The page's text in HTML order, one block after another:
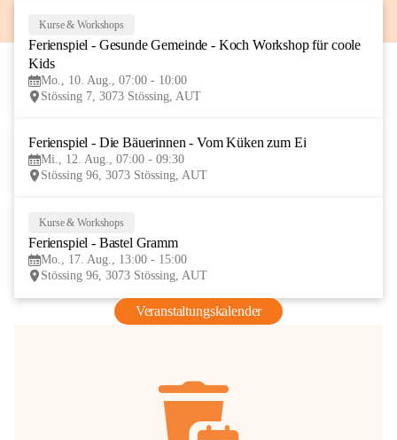
AUG
Kurse & Workshops
Ferienspiel - Gesunde Gemeinde - Koch Workshop für coole
Kids
Mo., 10. Aug., 07:00 - 10:00
Stössing 7, 3073 Stössing, AUT
Ferienspiel - Die Bäuerinnen - Vom Küken zum Ei
Mi., 12. Aug., 07:00 - 09:30
Stössing 96, 3073 Stössing, AUT
Kurse & Workshops
Ferienspiel - Bastel Gramm
Mo., 17. Aug., 13:00 - 15:00
Stössing 96, 3073 Stössing, AUT
Veranstaltungskalender